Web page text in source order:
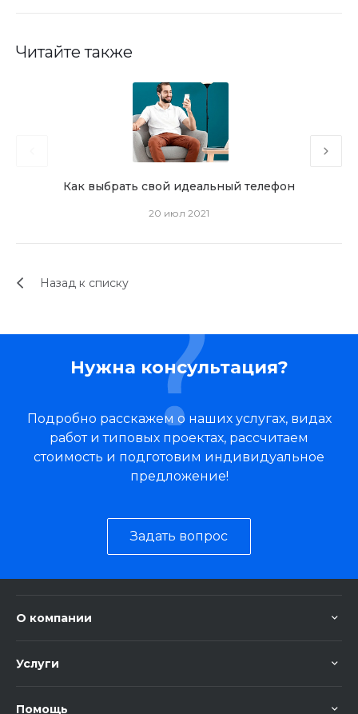
Читайте также
Как выбрать свой идеальный телефон
20 июл 2021
Назад к списку
Нужна консультация?
Подробно расскажем о наших услугах, видах
работ и типовых проектах, рассчитаем
стоимость и подготовим индивидуальное
предложение!
Задать вопрос
О компании
Услуги
Помощь